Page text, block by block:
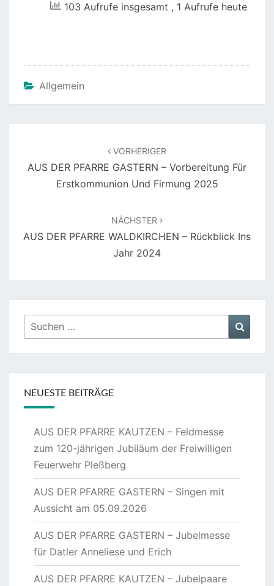
103 Aufrufe insgesamt , 1 Aufrufe heute
Allgemein
VORHERIGER
AUS DER PFARRE GASTERN – Vorbereitung Für
Erstkommunion Und Firmung 2025
NÄCHSTER
AUS DER PFARRE WALDKIRCHEN – Rückblick Ins
Jahr 2024
Suchen
nach:
NEUESTE BEITRÄGE
AUS DER PFARRE KAUTZEN – Feldmesse
zum 120-jährigen Jubiläum der Freiwilligen
Feuerwehr Pleßberg
AUS DER PFARRE GASTERN – Singen mit
Aussicht am 05.09.2026
AUS DER PFARRE GASTERN – Jubelmesse
für Datler Anneliese und Erich
AUS DER PFARRE KAUTZEN – Jubelpaare